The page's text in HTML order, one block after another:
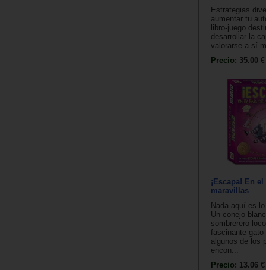
Estrategias
aumentar tu
libro-juego
desarrollar la
valorarse a sí
Precio: 35.00 €
¡Escapa! En
maravillas
Nada aquí es
Un conejo
sombrerero
fascinante gato
algunos de los
encon...
Precio: 13.06 €